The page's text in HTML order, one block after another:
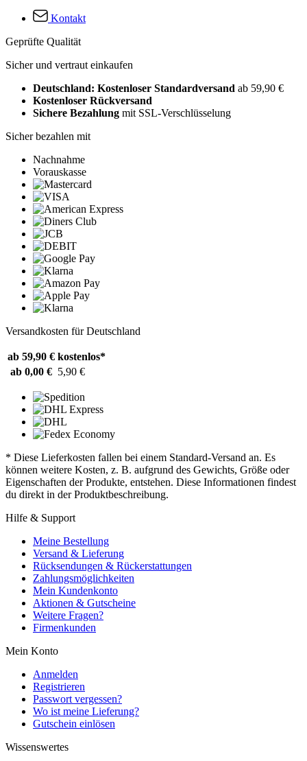
Kontakt
Geprüfte Qualität
Sicher und vertraut einkaufen
Deutschland: Kostenloser Standardversand ab 59,90 €
Kostenloser Rückversand
Sichere Bezahlung mit SSL-Verschlüsselung
Sicher bezahlen mit
Nachnahme
Vorauskasse
Versandkosten für Deutschland
ab 59,90 € kostenlos*
ab 0,00 € 5,90 €
* Diese Lieferkosten fallen bei einem Standard-Versand an. Es
können weitere Kosten, z. B. aufgrund des Gewichts, Größe oder
Eigenschaften der Produkte, entstehen. Diese Informationen findest
du direkt in der Produktbeschreibung.
Hilfe & Support
Meine Bestellung
Versand & Lieferung
Rücksendungen & Rückerstattungen
Zahlungsmöglichkeiten
Mein Kundenkonto
Aktionen & Gutscheine
Weitere Fragen?
Firmenkunden
Mein Konto
Anmelden
Registrieren
Passwort vergessen?
Wo ist meine Lieferung?
Gutschein einlösen
Wissenswertes